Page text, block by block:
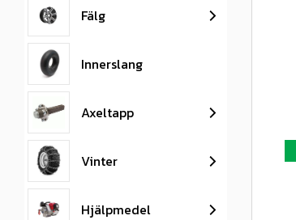
Fälg
Innerslang
Axeltapp
Vinter
Hjälpmedel